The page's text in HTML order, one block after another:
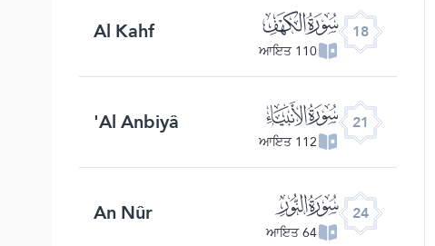
18 ﮞ
110 ਆਇਤ
Al Kahf
21 ﮡ
112 ਆਇਤ
Al Anbiyâ'
24 ﮤ
64 ਆਇਤ
An Nûr